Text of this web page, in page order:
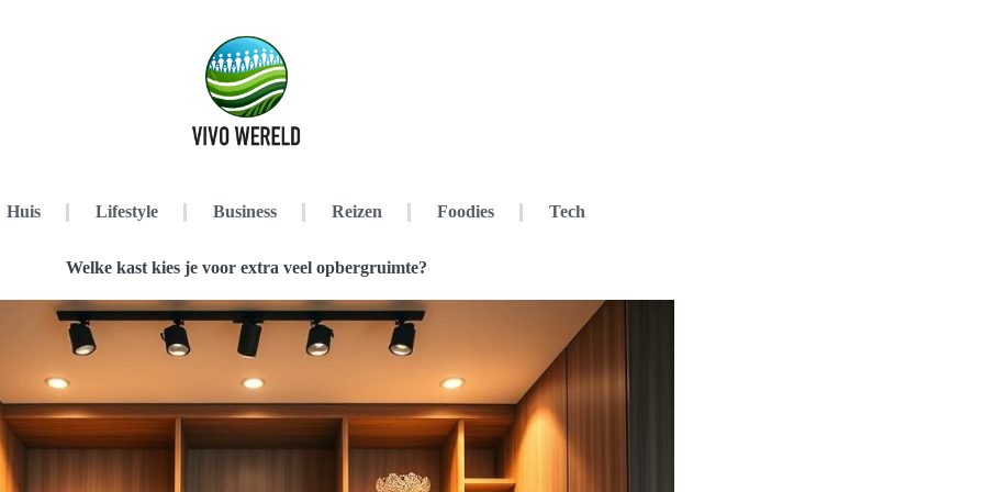
Huis Lifestyle Business Reizen Foodies Tech
Welke kast kies je voor extra veel opbergruimte?